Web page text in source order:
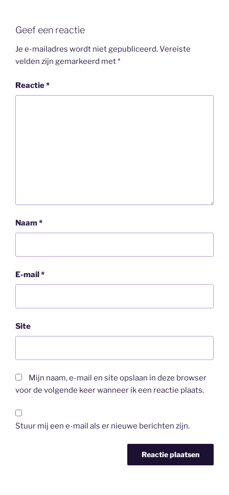
Geef een reactie
Je e-mailadres wordt niet gepubliceerd.Vereiste
velden zijn gemarkeerd met*
Reactie*
Naam*
E-mail*
Site
Mijn naam, e-mail en site opslaan in deze browser
voor de volgende keer wanneer ik een reactie plaats.
Stuur mij een e-mail als er nieuwe berichten zijn.